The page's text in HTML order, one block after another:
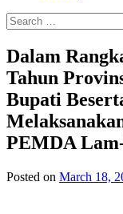
Search
for:
Dalam
Tahun
Bupati
PEMDA
Posted on March 18,